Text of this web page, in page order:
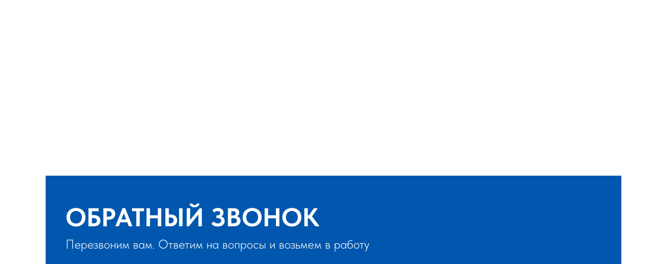
ОБРАТНЫЙ ЗВОНОК
Перезвоним вам. Ответим на вопросы и возьмем в работу